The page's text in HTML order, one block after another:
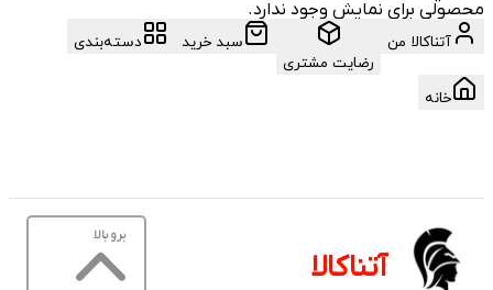
محصولی برای نمایش وجود ندارد.
آتناکالا من
رضایت مشتری
سبد خرید دسته‌بندی
خانه
آتناکالا
برو بالا